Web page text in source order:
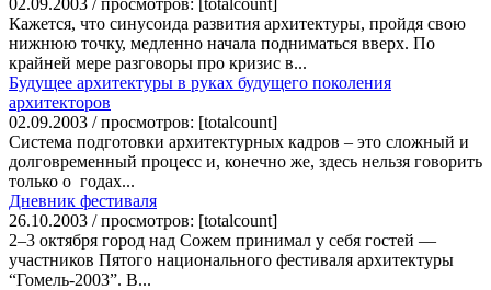
Кажется, что синусоида развития архитектуры, пройдя свою
нижнюю точку, медленно начала подниматься вверх. По
крайней мере разговоры про кризис в...
Будущее архитектуры в руках будущего поколения
архитекторов
02.09.2003 / просмотров: [totalcount]
Система подготовки архитектурных кадров – это сложный и
долговременный процесс и, конечно же, здесь нельзя говорить
только о годах...
Дневник фестиваля
26.10.2003 / просмотров: [totalcount]
2–3 октября город над Сожем принимал у себя гостей —
участников Пятого национального фестиваля архитектуры
“Гомель-2003”. В...